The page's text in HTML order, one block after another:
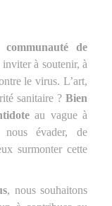
communauté de
à soutenir, à
le virus. L’art,
sanitaire ? Bien
au vague à
évader, de
surmonter cette
, nous souhaitons